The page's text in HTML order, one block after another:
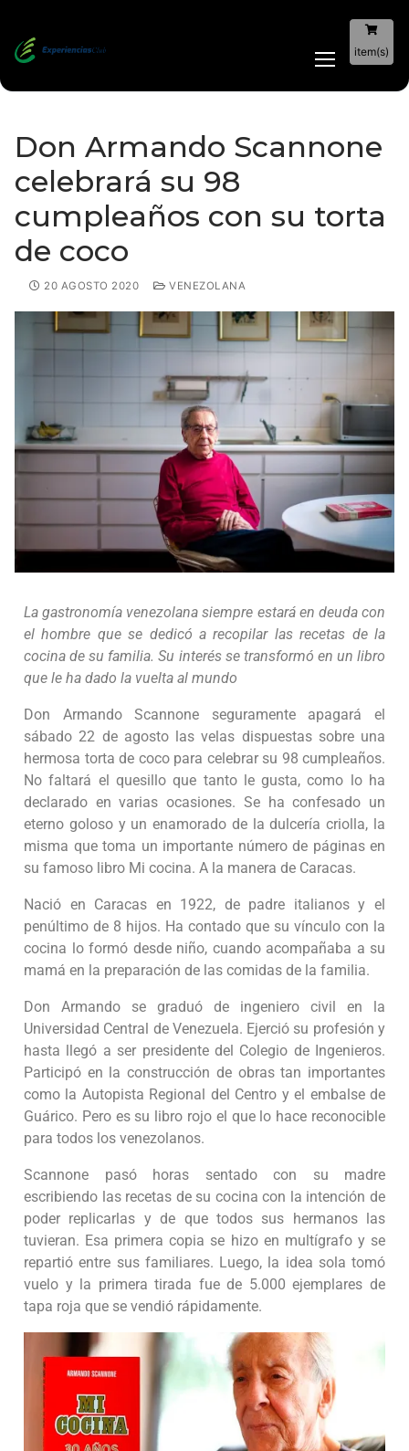
item(s)
Don Armando Scannone
celebrará su 98
cumpleaños con su torta
de coco
20 AGOSTO 2020 VENEZOLANA
La gastronomía venezolana siempre estará en deuda con
el hombre que se dedicó a recopilar las recetas de la
cocina de su familia. Su interés se transformó en un libro
que le ha dado la vuelta al mundo
Don Armando Scannone seguramente apagará el
sábado 22 de agosto las velas dispuestas sobre una
hermosa torta de coco para celebrar su 98 cumpleaños.
No faltará el quesillo que tanto le gusta, como lo ha
declarado en varias ocasiones. Se ha confesado un
eterno goloso y un enamorado de la dulcería criolla, la
misma que toma un importante número de páginas en
su famoso libro Mi cocina. A la manera de Caracas.
Nació en Caracas en 1922, de padre italianos y el
penúltimo de 8 hijos. Ha contado que su vínculo con la
cocina lo formó desde niño, cuando acompañaba a su
mamá en la preparación de las comidas de la familia.
Don Armando se graduó de ingeniero civil en la
Universidad Central de Venezuela. Ejerció su profesión y
hasta llegó a ser presidente del Colegio de Ingenieros.
Participó en la construcción de obras tan importantes
como la Autopista Regional del Centro y el embalse de
Guárico. Pero es su libro rojo el que lo hace reconocible
para todos los venezolanos.
Scannone pasó horas sentado con su madre
escribiendo las recetas de su cocina con la intención de
poder replicarlas y de que todos sus hermanos las
tuvieran. Esa primera copia se hizo en multígrafo y se
repartió entre sus familiares. Luego, la idea sola tomó
vuelo y la primera tirada fue de 5.000 ejemplares de
tapa roja que se vendió rápidamente.